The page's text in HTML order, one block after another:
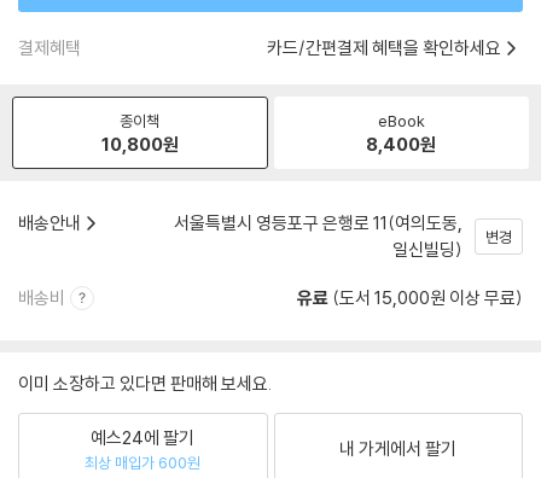
결제혜택 카드/간편결제 혜택을 확인하세요
종이책
10,800원
eBook
8,400원
배송안내
서울특별시 영등포구 은행로 11(여의도동,
일신빌딩)
변경
배송비 유료 (도서 15,000원 이상 무료)
이미 소장하고 있다면 판매해 보세요.
예스24에 팔기
최상 매입가 600원
내 가게에서 팔기